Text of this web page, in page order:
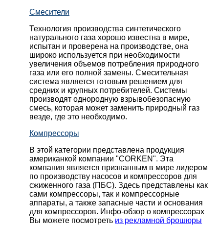
Смесители
Технология производства синтетического
натурального газа хорошо известна в мире,
испытан и проверена на производстве, она
широко используется при необходимости
увеличения объемов потребления природного
газа или его полной замены. Смесительная
система является готовым решением для
средних и крупных потребителей. Системы
производят однородную взрывобезопасную
смесь, которая может заменить природный газ
везде, где это необходимо.
Компрессоры
В этой категории представлена продукция
американкой компании "CORKEN". Эта
компания является признанным в мире лидером
по производству насосов и компрессоров для
сжиженного газа (ПБС). Здесь представлены как
сами компрессоры, так и компрессорные
аппараты, а также запасные части и основания
для компрессоров. Инфо-обзор о компрессорах
Вы можете посмотреть из рекламной брошюры